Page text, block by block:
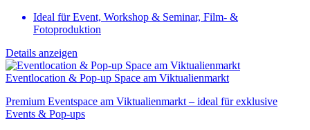
Ideal für Event, Workshop & Seminar, Film- &
Fotoproduktion
Details anzeigen
Eventlocation & Pop-up Space am Viktualienmarkt
Premium Eventspace am Viktualienmarkt – ideal für exklusive
Events & Pop-ups